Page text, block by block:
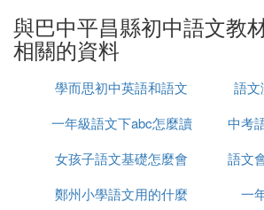
人教版（人民教育出版社）；
語文版（語文出版社）；
北師大版（北京大學出版社）等
高中語文教材有：
人教版（人民教育出版社）；
語文版（語文出版社）；
㈢ 現在初中用的語文教材用
與巴中平昌縣初中語文教
相關的資料
學而思初中英語和語文
怎麼樣
語
一年級語文下abc怎麼讀
中考
女孩子語文基礎怎麼會
這么差
語文
鄭州小學語文用的什麼
一